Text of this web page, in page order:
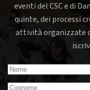
eventi del CSC e di
quinte, dei processi
attività organizzate